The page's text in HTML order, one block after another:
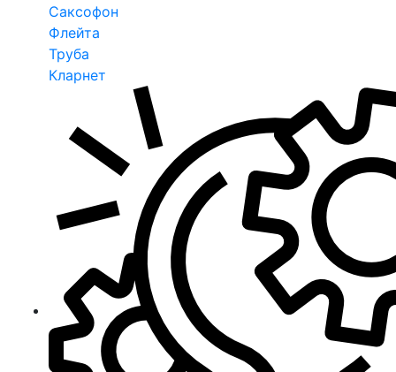
Саксофон
Флейта
Труба
Кларнет